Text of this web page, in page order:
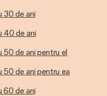
30 de ani
40 de ani
50 de ani pentru el
50 de ani pentru ea
60 de ani